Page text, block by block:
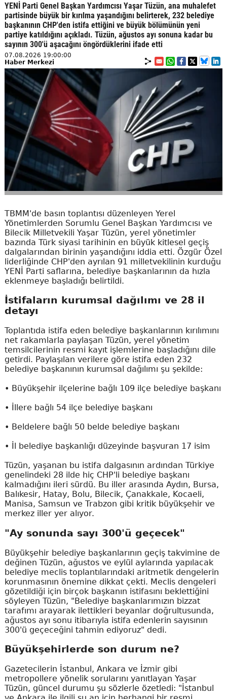
YENİ Parti Genel Başkan Yardımcısı Yaşar Tüzün, ana muhalefet
partisinde büyük bir kırılma yaşandığını belirterek, 232 belediye
başkanının CHP'den istifa ettiğini ve büyük bölümünün yeni
partiye katıldığını açıkladı. Tüzün, ağustos ayı sonuna kadar bu
sayının 300'ü aşacağını öngördüklerini ifade etti
07.08.2026 19:00:00
Haber Merkezi
TBMM'de basın toplantısı düzenleyen Yerel
Yönetimlerden Sorumlu Genel Başkan Yardımcısı ve
Bilecik Milletvekili Yaşar Tüzün, yerel yönetimler
bazında Türk siyasi tarihinin en büyük kitlesel geçiş
dalgalarından birinin yaşandığını iddia etti. Özgür Özel
liderliğinde CHP'den ayrılan 91 milletvekilinin kurduğu
YENİ Parti saflarına, belediye başkanlarının da hızla
eklenmeye başladığı belirtildi.
İstifaların kurumsal dağılımı ve 28 il
detayı
Toplantıda istifa eden belediye başkanlarının kırılımını
net rakamlarla paylaşan Tüzün, yerel yönetim
temsilcilerinin resmi kayıt işlemlerine başladığını dile
getirdi. Paylaşılan verilere göre istifa eden 232
belediye başkanının kurumsal dağılımı şu şekilde:
• Büyükşehir ilçelerine bağlı 109 ilçe belediye başkanı
• İllere bağlı 54 ilçe belediye başkanı
• Beldelere bağlı 50 belde belediye başkanı
• İl belediye başkanlığı düzeyinde başvuran 17 isim
Tüzün, yaşanan bu istifa dalgasının ardından Türkiye
genelindeki 28 ilde hiç CHP'li belediye başkanı
kalmadığını ileri sürdü. Bu iller arasında Aydın, Bursa,
Balıkesir, Hatay, Bolu, Bilecik, Çanakkale, Kocaeli,
Manisa, Samsun ve Trabzon gibi kritik büyükşehir ve
merkez iller yer alıyor.
"Ay sonunda sayı 300'ü geçecek"
Büyükşehir belediye başkanlarının geçiş takvimine de
değinen Tüzün, ağustos ve eylül aylarında yapılacak
belediye meclis toplantılarındaki aritmetik dengelerin
korunmasının önemine dikkat çekti. Meclis dengeleri
gözetildiği için birçok başkanın istifasını beklettiğini
söyleyen Tüzün, "Belediye başkanlarımızın bizzat
tarafımı arayarak ilettikleri beyanlar doğrultusunda,
ağustos ayı sonu itibarıyla istifa edenlerin sayısının
300'ü geçeceğini tahmin ediyoruz" dedi.
Büyükşehirlerde son durum ne?
Gazetecilerin İstanbul, Ankara ve İzmir gibi
metropollere yönelik sorularını yanıtlayan Yaşar
Tüzün, güncel durumu şu sözlerle özetledi: "İstanbul